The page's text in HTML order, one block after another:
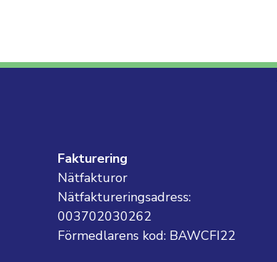
Fakturering
Nätfakturor
Nätfaktureringsadress:
003702030262
Förmedlarens kod: BAWCFI22